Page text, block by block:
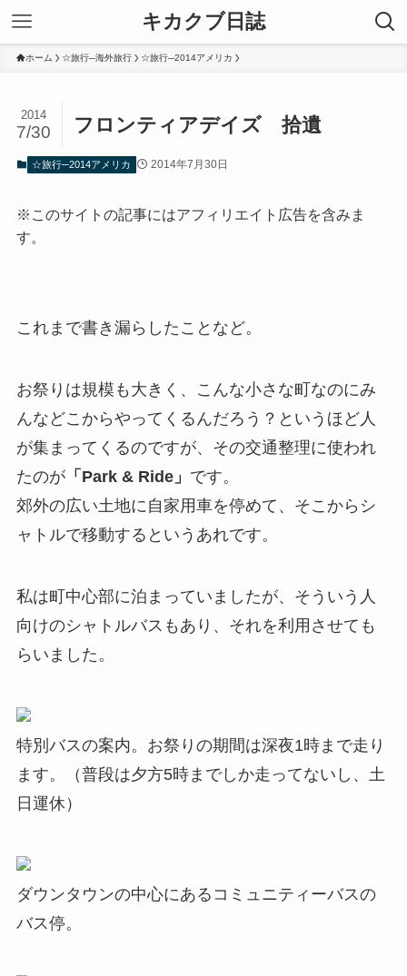
キカクブ日誌
ホーム ☆旅行─海外旅行 ☆旅行─2014アメリカ
フロンティアデイズ 拾遺
2014
7/30
☆旅行─2014アメリカ 2014年7月30日
※このサイトの記事にはアフィリエイト広告を含みま
す。
これまで書き漏らしたことなど。
お祭りは規模も大きく、こんな小さな町なのにみ
んなどこからやってくるんだろう？というほど人
が集まってくるのですが、その交通整理に使われ
たのが「Park & Ride」 です。
郊外の広い土地に自家用車を停めて、そこからシ
ャトルで移動するというあれです。
私は町中心部に泊まっていましたが、そういう人
向けのシャトルバスもあり、それを利用させても
らいました。
特別バスの案内。お祭りの期間は深夜1時まで走り
ます。（普段は夕方5時までしか走ってないし、土
日運休）
ダウンタウンの中心にあるコミュニティーバスの
バス停。